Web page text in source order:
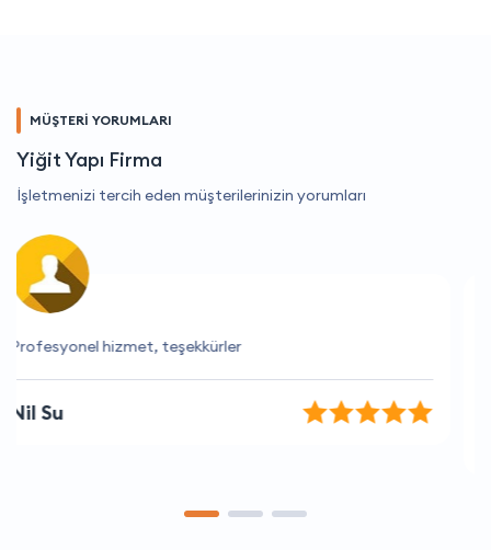
MÜŞTERİ YORUMLARI
Yiğit Yapı Firma
İşletmenizi tercih eden müşterilerinizin yorumları
İhtiyaçlarımı tam olarak anlayan ve yardımcı olan bir
firma.